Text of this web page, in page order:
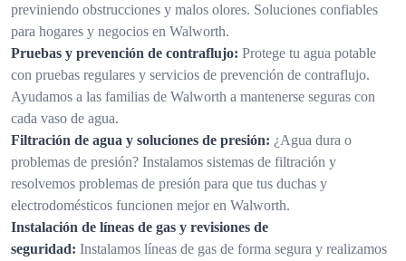
previniendo obstrucciones y malos olores. Soluciones confiables
para hogares y negocios en Walworth.
Pruebas y prevención de contraflujo: Protege tu agua potable
con pruebas regulares y servicios de prevención de contraflujo.
Ayudamos a las familias de Walworth a mantenerse seguras con
cada vaso de agua.
Filtración de agua y soluciones de presión: ¿Agua dura o
problemas de presión? Instalamos sistemas de filtración y
resolvemos problemas de presión para que tus duchas y
electrodomésticos funcionen mejor en Walworth.
Instalación de líneas de gas y revisiones de
seguridad: Instalamos líneas de gas de forma segura y realizamos